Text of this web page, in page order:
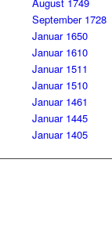
August 1749
September 1728
Januar 1650
Januar 1610
Januar 1511
Januar 1510
Januar 1461
Januar 1445
Januar 1405